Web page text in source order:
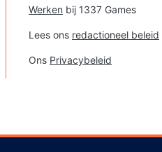
Werken bij 1337 Games
Lees ons redactioneel beleid
Ons Privacybeleid